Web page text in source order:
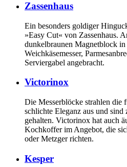
Zassenhaus
Ein besonders goldiger
»Easy Cut« von Zassenhaus.
dunkelbraunen Magnetblock
Weichkäsemesser,
Serviergabel angebracht.
Victorinox
Die Messerblöcke strahlen die
schlichte Eleganz aus und
gehalten. Victorinox hat auch
Kochkoffer im Angebot, die
oder Metzger richten.
Kesper